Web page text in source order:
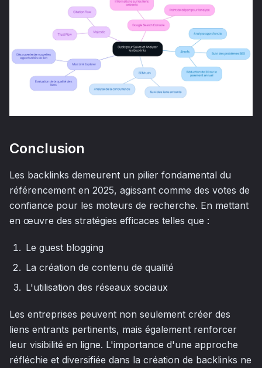
Conclusion
Les backlinks demeurent un pilier fondamental du
référencement en 2025, agissant comme des votes de
confiance pour les moteurs de recherche. En mettant
en œuvre des stratégies efficaces telles que :
Le guest blogging
La création de contenu de qualité
L'utilisation des réseaux sociaux
Les entreprises peuvent non seulement créer des
liens entrants pertinents, mais également renforcer
leur visibilité en ligne. L'importance d'une approche
réfléchie et diversifiée dans la création de backlinks ne